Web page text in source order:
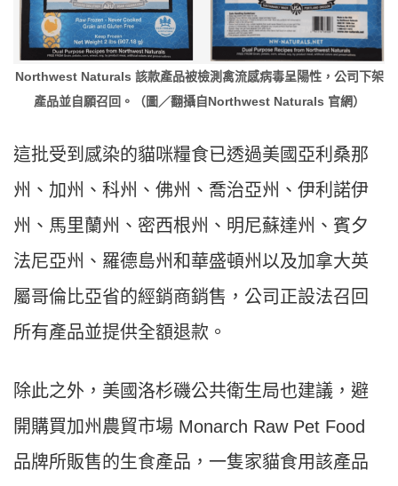
Northwest Naturals 該款產品被檢測禽流感病毒呈陽性，公司下架
產品並自願召回。（圖／翻攝自Northwest Naturals 官網）
這批受到感染的貓咪糧食已透過美國亞利桑那
州、加州、科州、佛州、喬治亞州、伊利諾伊
州、馬里蘭州、密西根州、明尼蘇達州、賓夕
法尼亞州、羅德島州和華盛頓州以及加拿大英
屬哥倫比亞省的經銷商銷售，公司正設法召回
所有產品並提供全額退款。
除此之外，美國洛杉磯公共衛生局也建議，避
開購買加州農貿市場 Monarch Raw Pet Food
品牌所販售的生食產品，一隻家貓食用該產品